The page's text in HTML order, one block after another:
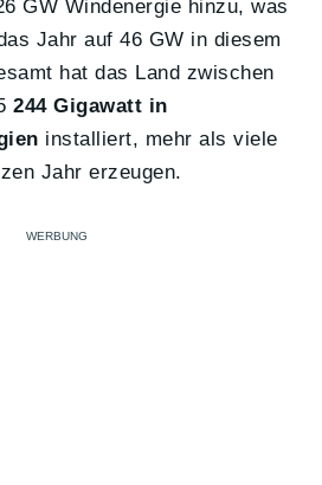
GW Windenergie hinzu, was
Jahr auf 46 GW in diesem
hat das Land zwischen
244 Gigawatt in
installiert, mehr als viele
Jahr erzeugen.